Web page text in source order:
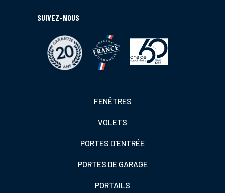
SUIVEZ-NOUS
FENÊTRES
VOLETS
PORTES D'ENTRÉE
PORTES DE GARAGE
PORTAILS